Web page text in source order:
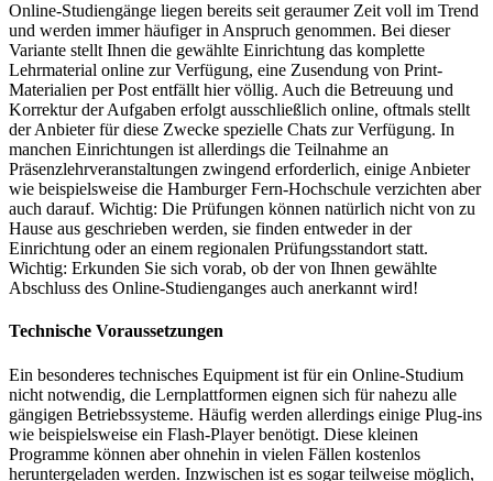
Online-Studiengänge liegen bereits seit geraumer Zeit voll im Trend
und werden immer häufiger in Anspruch genommen. Bei dieser
Variante stellt Ihnen die gewählte Einrichtung das komplette
Lehrmaterial online zur Verfügung, eine Zusendung von Print-
Materialien per Post entfällt hier völlig. Auch die Betreuung und
Korrektur der Aufgaben erfolgt ausschließlich online, oftmals stellt
der Anbieter für diese Zwecke spezielle Chats zur Verfügung. In
manchen Einrichtungen ist allerdings die Teilnahme an
Präsenzlehrveranstaltungen zwingend erforderlich, einige Anbieter
wie beispielsweise die Hamburger Fern-Hochschule verzichten aber
auch darauf. Wichtig: Die Prüfungen können natürlich nicht von zu
Hause aus geschrieben werden, sie finden entweder in der
Einrichtung oder an einem regionalen Prüfungsstandort statt.
Wichtig: Erkunden Sie sich vorab, ob der von Ihnen gewählte
Abschluss des Online-Studienganges auch anerkannt wird!
Technische Voraussetzungen
Ein besonderes technisches Equipment ist für ein Online-Studium
nicht notwendig, die Lernplattformen eignen sich für nahezu alle
gängigen Betriebssysteme. Häufig werden allerdings einige Plug-ins
wie beispielsweise ein Flash-Player benötigt. Diese kleinen
Programme können aber ohnehin in vielen Fällen kostenlos
heruntergeladen werden. Inzwischen ist es sogar teilweise möglich,